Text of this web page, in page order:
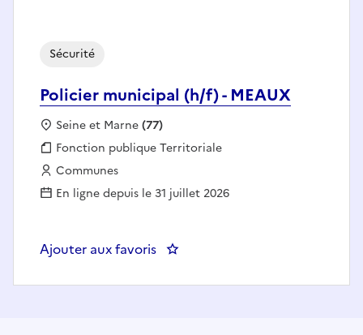
Policier municipal (h/f) - MEAUX
Sécurité
Localisation :
Seine et Marne(77)
Fonction publique :
Fonction publique Territoriale
Employeur :
Communes
En ligne depuis le 31 juillet 2026
Ajouter aux favoris : Policier municipal (h/f) - MEAUX